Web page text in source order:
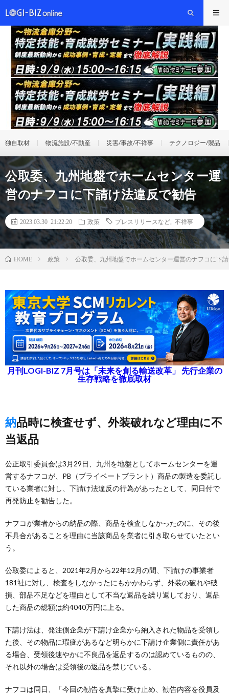
独自取材 物流施設/不動産 災害/事故/不祥事 テクノロジー/製品
公取委、九州地盤でホームセンター運
営のナフコに下請け法違反で勧告
2023.03.30 21:22:20 政策 プレスリリースなど 不祥事
HOME 政策 公取委、九州地盤でホームセンター運営のナフコに下
月刊LOGI-BIZ 7月号は「未来を創る輸送改革」 先行企業の
生存戦略を徹底取材
納品時に検査せず、外装破れなど理由に不
当返品
公正取引委員会は3月29日、九州を地盤としてホームセンターを運
営するナフコが、PB（プライベートブラント）商品の製造を委託し
ている業者に対し、下請け法違反の行為があったとして、同日付で
再発防止を勧告した。
ナフコが業者からの納品の際、商品を検査しなかったのに、その後
不具合があることを理由に当該商品を業者に引き取らせていたとい
う。
公取委によると、2021年2月から22年12月の間、下請けの事業者
181社に対し、検査をしなかったにもかかわらず、外装の破れや破
損、部品不足などを理由として不当な返品を繰り返しており、返品
した商品の総額は約4040万円に上る。
下請け法は、発注側企業が下請け企業から納入された物品を受領し
た後、その物品に瑕疵があるなど明らかに下請け企業側に責任があ
る場合、受領後速やかに不良品を返品するのは認めているものの、
それ以外の場合は受領後の返品を禁じている。
ナフコは同日、「今回の勧告を真摯に受け止め、勧告内容を役員及